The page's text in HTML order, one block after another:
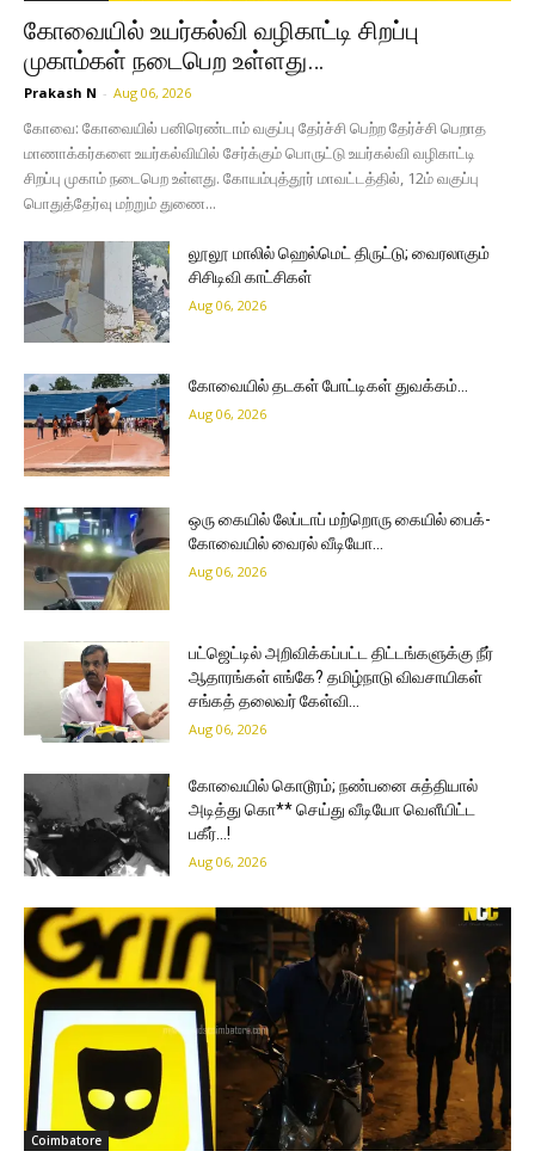
கோவையில் உயர்கல்வி வழிகாட்டி சிறப்பு
முகாம்கள் நடைபெற உள்ளது…
Prakash N - Aug 06, 2026
கோவை: கோவையில் பனிரெண்டாம் வகுப்பு தேர்ச்சி பெற்ற தேர்ச்சி பெறாத
மாணாக்கர்களை உயர்கல்வியில் சேர்க்கும் பொருட்டு உயர்கல்வி வழிகாட்டி
சிறப்பு முகாம் நடைபெற உள்ளது. கோயம்புத்தூர் மாவட்டத்தில், 12ம் வகுப்பு
பொதுத்தேர்வு மற்றும் துணை...
லூலூ மாலில் ஹெல்மெட் திருட்டு; வைரலாகும்
சிசிடிவி காட்சிகள்
Aug 06, 2026
கோவையில் தடகள் போட்டிகள் துவக்கம்…
Aug 06, 2026
ஒரு கையில் லேப்டாப் மற்றொரு கையில் பைக்-
கோவையில் வைரல் வீடியோ…
Aug 06, 2026
பட்ஜெட்டில் அறிவிக்கப்பட்ட திட்டங்களுக்கு நீர்
ஆதாரங்கள் எங்கே? தமிழ்நாடு விவசாயிகள்
சங்கத் தலைவர் கேள்வி…
Aug 06, 2026
கோவையில் கொடூரம்; நண்பனை சுத்தியால்
அடித்து கொ** செய்து வீடியோ வெளீயிட்ட
பகீர்…!
Aug 06, 2026
Coimbatore